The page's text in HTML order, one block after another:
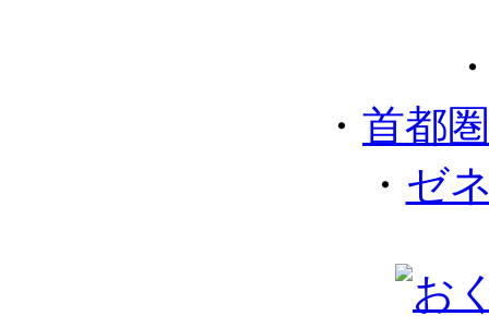
・ 首都
・ ゼ